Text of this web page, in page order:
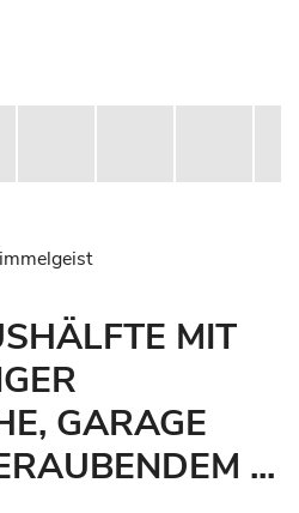
MIT
GARAGE
...